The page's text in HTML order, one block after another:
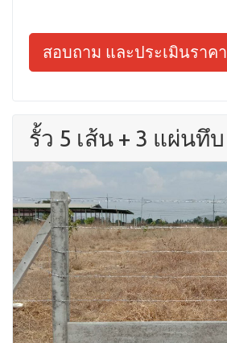
สอบถาม และประเมินราคา
รั้ว 5 เส้น + 3 แผ่นทึบ